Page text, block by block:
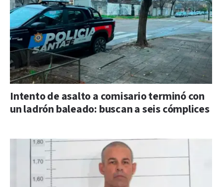
Intento de asalto a comisario terminó con
un ladrón baleado: buscan a seis cómplices